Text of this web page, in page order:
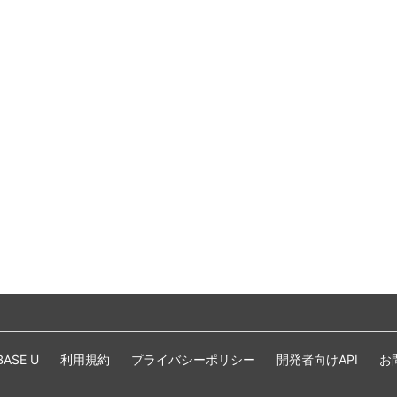
U 利用規約 プライバシーポリシー 開発者向けAPI お